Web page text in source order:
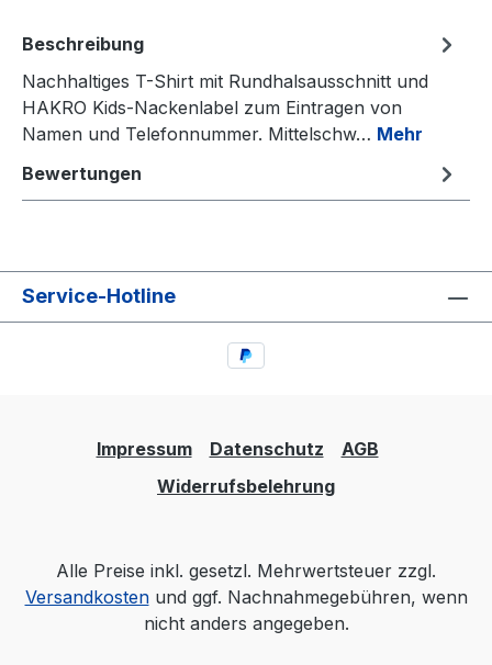
Beschreibung
Nachhaltiges T-Shirt mit Rundhalsausschnitt und
HAKRO Kids-Nackenlabel zum Eintragen von
Namen und Telefonnummer. Mittelschw… Mehr
Bewertungen
Service-Hotline
Impressum Datenschutz
AGB
Widerrufsbelehrung
Alle Preise inkl. gesetzl. Mehrwertsteuer zzgl.
Versandkostenund ggf. Nachnahmegebühren, wenn
nicht anders angegeben.